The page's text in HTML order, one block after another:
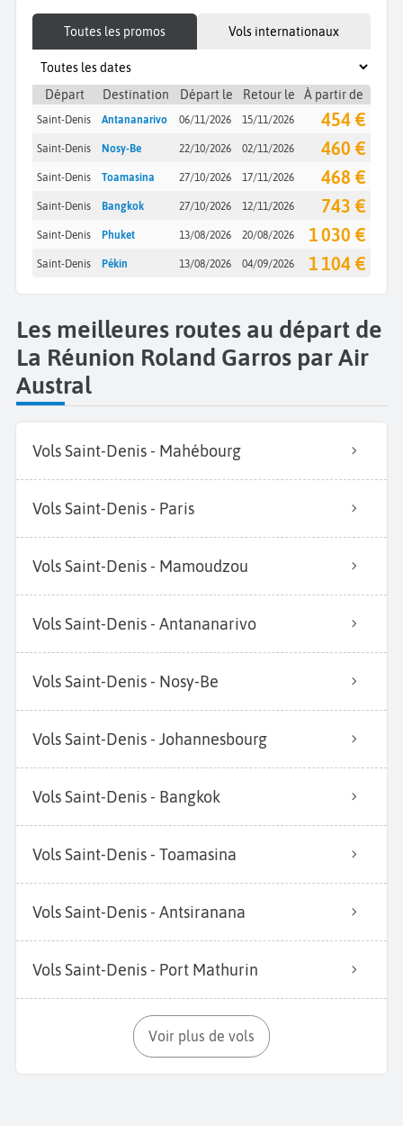
Toutes les promos Vols internationaux
Départ Destination Départ le Retour le À partir de
Saint-Denis Antananarivo 06/11/2026 15/11/2026 454 €
Saint-Denis Nosy-Be 22/10/2026 02/11/2026 460 €
Saint-Denis Toamasina 27/10/2026 17/11/2026 468 €
Saint-Denis Bangkok 27/10/2026 12/11/2026 743 €
Saint-Denis Phuket 13/08/2026 20/08/2026 1 030 €
Saint-Denis Pékin 13/08/2026 04/09/2026 1 104 €
Les meilleures routes au départ de
La Réunion Roland Garros par Air
Austral
Vols Saint-Denis - Mahébourg
Vols Saint-Denis - Paris
Vols Saint-Denis - Mamoudzou
Vols Saint-Denis - Antananarivo
Vols Saint-Denis - Nosy-Be
Vols Saint-Denis - Johannesbourg
Vols Saint-Denis - Bangkok
Vols Saint-Denis - Toamasina
Vols Saint-Denis - Antsiranana
Vols Saint-Denis - Port Mathurin
Voir plus de vols